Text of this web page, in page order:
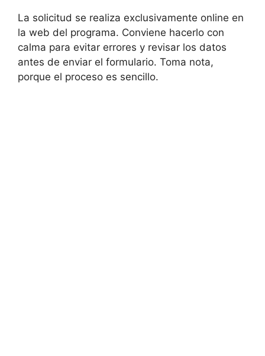
La solicitud se realiza exclusivamente online en
la web del programa. Conviene hacerlo con
calma para evitar errores y revisar los datos
antes de enviar el formulario. Toma nota,
porque el proceso es sencillo.